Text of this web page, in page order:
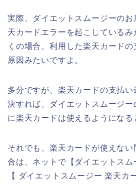
実際、ダイエットスムージーのお
天カードエラーを起こしている
くの場合、利用した楽天カード
原因みたいですよ。
多分ですが、楽天カードの支払
決すれば、ダイエットスムージ
に楽天カードは使えるようになる
それでも、楽天カードが使えな
合は、ネットで【ダイエットスム
【 ダイエットスムージー 楽天